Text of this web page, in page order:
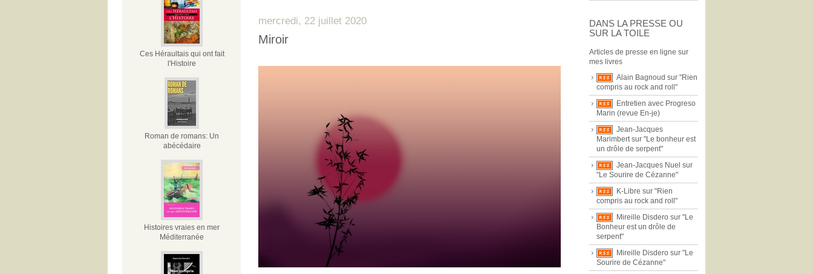
Ces Héraultais qui ont fait
l'Histoire
Roman de romans: Un
abécédaire
Histoires vraies en mer
Méditerranée
DANS LA PRESSE OU
SUR LA TOILE
Articles de presse en ligne sur
mes livres
Alain Bagnoud sur "Rien
compris au rock and roll"
Entretien avec Progreso
Marin (revue En-je)
Jean-Jacques
Marimbert sur "Le bonheur est
un drôle de serpent"
Jean-Jacques Nuel sur
"Le Sourire de Cézanne"
K-Libre sur "Rien
compris au rock and roll"
Mireille Disdero sur "Le
Bonheur est un drôle de
serpent"
Mireille Disdero sur "Le
Sourire de Cézanne"
mercredi, 22 juillet 2020
Miroir